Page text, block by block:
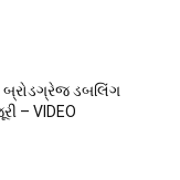
બ્રોડગ્રેજ ડબલિંગ
– VIDEO